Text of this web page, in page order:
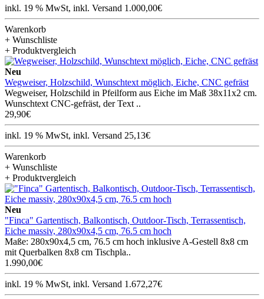
inkl. 19 % MwSt, inkl. Versand 1.000,00€
Warenkorb
+ Wunschliste
+ Produktvergleich
Neu
Wegweiser, Holzschild, Wunschtext möglich, Eiche, CNC gefräst
Wegweiser, Holzschild in Pfeilform aus Eiche im Maß 38x11x2 cm.
Wunschtext CNC-gefräst, der Text ..
29,90€
inkl. 19 % MwSt, inkl. Versand 25,13€
Warenkorb
+ Wunschliste
+ Produktvergleich
Neu
"Finca" Gartentisch, Balkontisch, Outdoor-Tisch, Terrassentisch,
Eiche massiv, 280x90x4,5 cm, 76.5 cm hoch
Maße: 280x90x4,5 cm, 76.5 cm hoch inklusive A-Gestell 8x8 cm
mit Querbalken 8x8 cm Tischpla..
1.990,00€
inkl. 19 % MwSt, inkl. Versand 1.672,27€